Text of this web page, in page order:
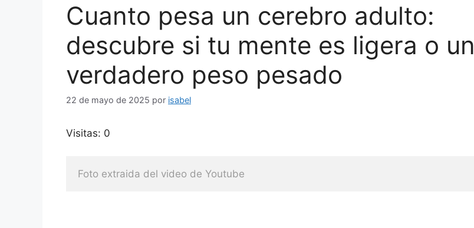
Cuanto pesa un cerebro adulto:
descubre si tu mente es ligera o un
verdadero peso pesado
22 de mayo de 2025 por isabel
Visitas: 0
Foto extraida del video de Youtube